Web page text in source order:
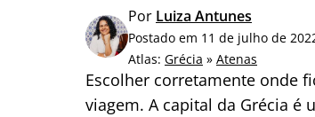
p
o
r
:
Por Luiza Antunes
Postado em 11 de julho de
Atlas: Grécia » Atenas
Escolher corretamente onde
viagem. A capital da Grécia é